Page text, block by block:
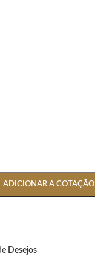
ADICIONAR A COTAÇÃO
Desejos